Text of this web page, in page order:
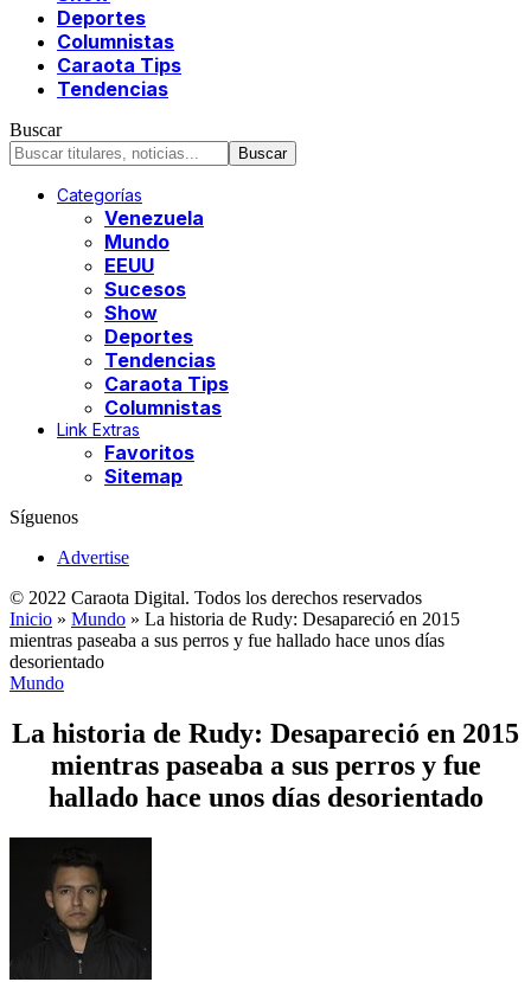
Deportes
Columnistas
Caraota Tips
Tendencias
Buscar
Categorías
Venezuela
Mundo
EEUU
Sucesos
Show
Deportes
Tendencias
Caraota Tips
Columnistas
Link Extras
Favoritos
Sitemap
Síguenos
Advertise
© 2022 Caraota Digital. Todos los derechos reservados
Inicio » Mundo » La historia de Rudy: Desapareció en 2015
mientras paseaba a sus perros y fue hallado hace unos días
desorientado
Mundo
La historia de Rudy: Desapareció en 2015
mientras paseaba a sus perros y fue
hallado hace unos días desorientado